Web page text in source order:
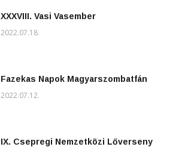
XXXVIII. Vasi Vasember
2022.07.18.
Fazekas Napok Magyarszombatfán
2022.07.12.
IX. Csepregi Nemzetközi Lőverseny